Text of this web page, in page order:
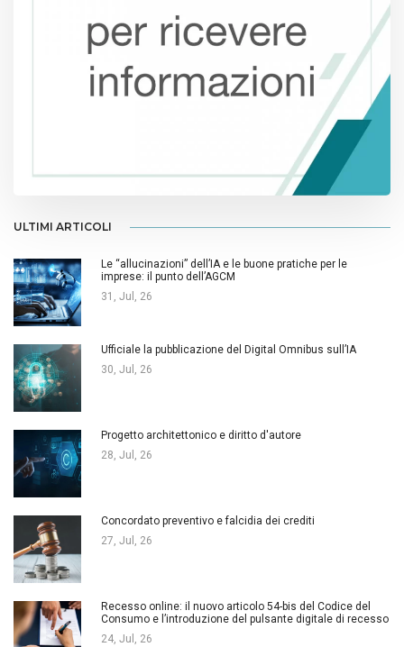
ULTIMI ARTICOLI
Le “allucinazioni” dell’IA e le buone pratiche per le
imprese: il punto dell’AGCM
31, Jul, 26
Ufficiale la pubblicazione del Digital Omnibus sull’IA
30, Jul, 26
Progetto architettonico e diritto d'autore
28, Jul, 26
Concordato preventivo e falcidia dei crediti
27, Jul, 26
Recesso online: il nuovo articolo 54-bis del Codice del
Consumo e l’introduzione del pulsante digitale di recesso
24, Jul, 26